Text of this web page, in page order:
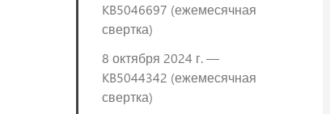
KB5046697 (ежемесячная
свертка)
8 октября 2024 г. —
KB5044342 (ежемесячная
свертка)